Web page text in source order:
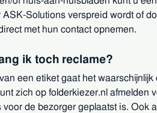
Solutions verspreid wordt of
met hun contact opnemen.
ik toch reclame?
een etiket gaat het
zich op folderkiezer.nl afmelden
de bezorger geplaatst is.